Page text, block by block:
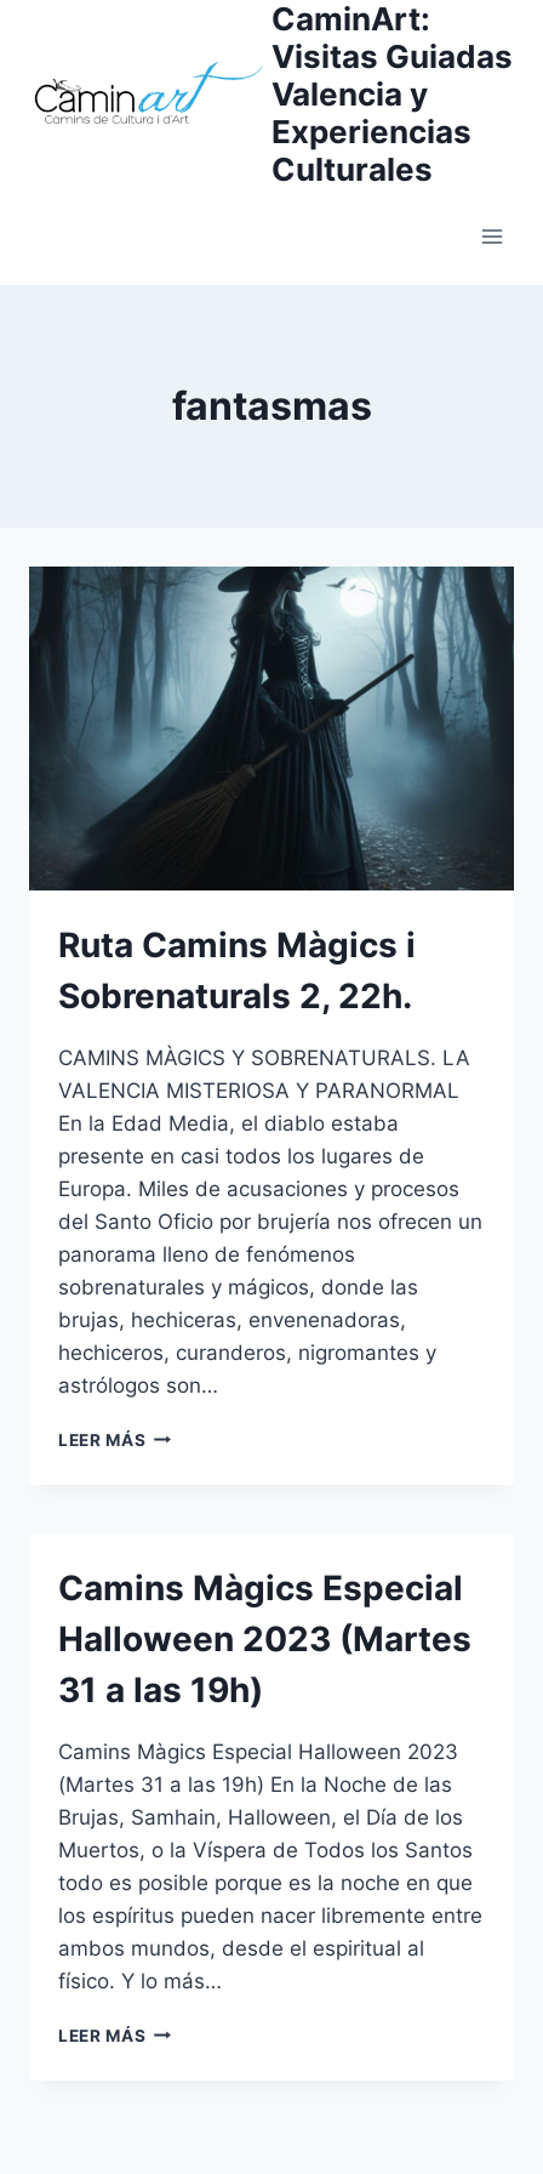
CaminArt:
Visitas Guiadas
Valencia y
Experiencias
Culturales
fantasmas
Ruta Camins Màgics i
Sobrenaturals 2, 22h.
CAMINS MÀGICS Y SOBRENATURALS. LA
VALENCIA MISTERIOSA Y PARANORMAL
En la Edad Media, el diablo estaba
presente en casi todos los lugares de
Europa. Miles de acusaciones y procesos
del Santo Oficio por brujería nos ofrecen un
panorama lleno de fenómenos
sobrenaturales y mágicos, donde las
brujas, hechiceras, envenenadoras,
hechiceros, curanderos, nigromantes y
astrólogos son…
LEER MÁS
Camins Màgics Especial
Halloween 2023 (Martes
31 a las 19h)
Camins Màgics Especial Halloween 2023
(Martes 31 a las 19h) En la Noche de las
Brujas, Samhain, Halloween, el Día de los
Muertos, o la Víspera de Todos los Santos
todo es posible porque es la noche en que
los espíritus pueden nacer libremente entre
ambos mundos, desde el espiritual al
físico. Y lo más…
LEER MÁS